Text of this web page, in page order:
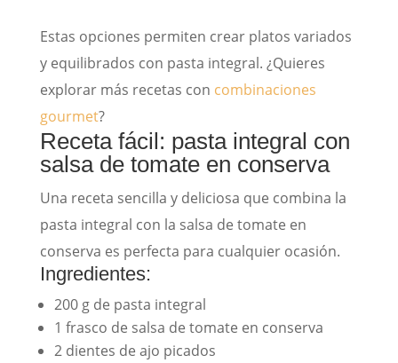
Estas opciones permiten crear platos variados
y equilibrados con pasta integral. ¿Quieres
explorar más recetas con combinaciones
gourmet?
Receta fácil: pasta integral con
salsa de tomate en conserva
Una receta sencilla y deliciosa que combina la
pasta integral con la salsa de tomate en
conserva es perfecta para cualquier ocasión.
Ingredientes:
200 g de pasta integral
1 frasco de salsa de tomate en conserva
2 dientes de ajo picados